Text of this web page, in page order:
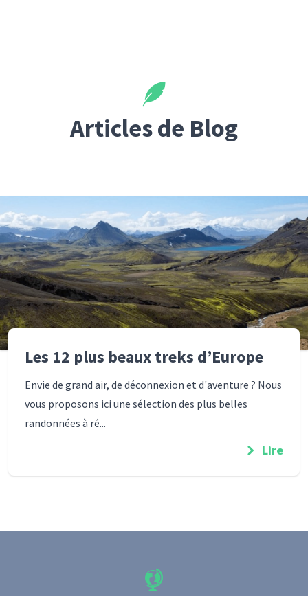
Articles de Blog
Les 12 plus beaux treks d’Europe
Envie de grand air, de déconnexion et d'aventure ? Nous
vous proposons ici une sélection des plus belles
randonnées à ré...
Lire